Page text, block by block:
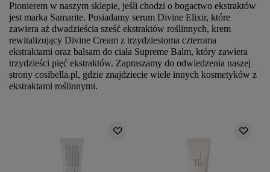
Pionierem w naszym sklepie, jeśli chodzi o bogactwo ekstraktów
jest marka Samarite. Posiadamy serum Divine Elixir, które
zawiera aż dwadzieścia sześć ekstraktów roślinnych, krem
rewitalizujący Divine Cream z trzydziestoma czteroma
ekstraktami oraz balsam do ciała Supreme Balm, który zawiera
trzydzieści pięć ekstraktów. Zapraszamy do odwiedzenia naszej
strony cosibella.pl, gdzie znajdziecie wiele innych kosmetyków z
ekstraktami roślinnymi.